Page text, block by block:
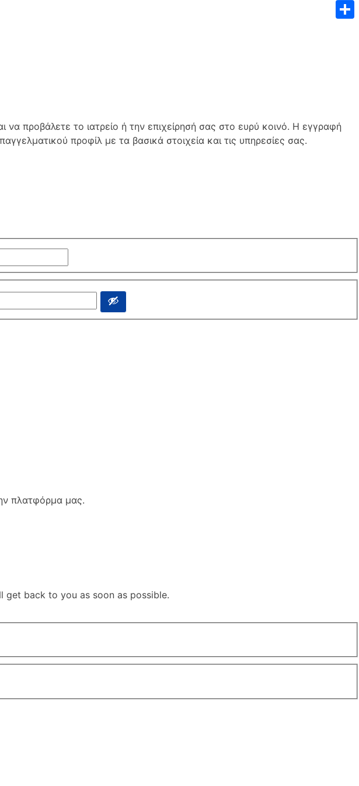
X
προβάλετε το ιατρείο ή την επιχείρησή σας στο ευρύ κοινό. Η εγγραφή
προφίλ με τα βασικά στοιχεία και τις υπηρεσίες σας.
πλατφόρμα μας.
get back to you as soon as possible.